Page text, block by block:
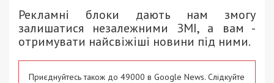
Рекламні блоки дають нам змогу
залишатися незалежними ЗМІ, а вам -
отримувати найсвіжіші новини під ними.
Приєднуйтесь також до 49000 в Google News. Слідкуйте